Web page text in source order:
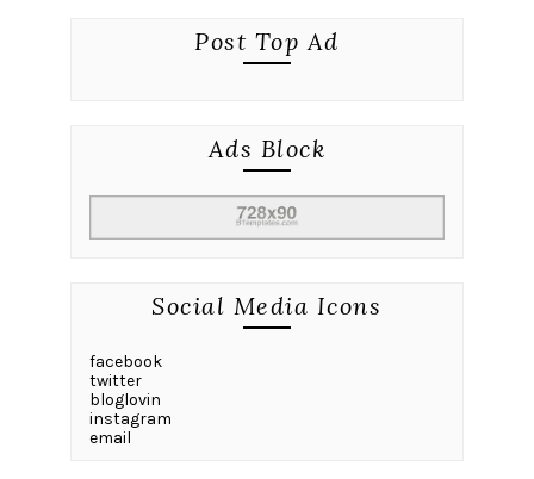
Post Top Ad
Ads Block
Social Media Icons
facebook
twitter
bloglovin
instagram
email